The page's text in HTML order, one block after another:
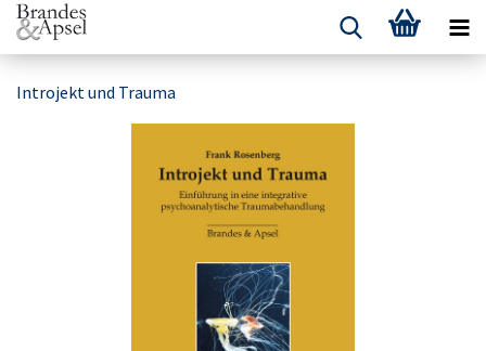
Introjekt und Trauma